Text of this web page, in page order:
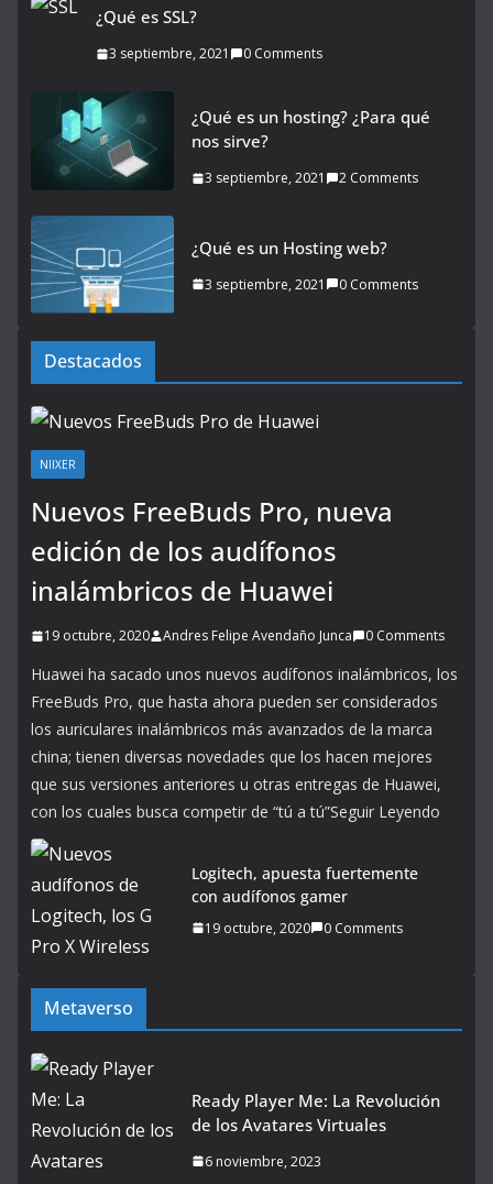
¿Qué es SSL?
3 septiembre, 2021 0 Comments
¿Qué es un hosting? ¿Para qué
nos sirve?
3 septiembre, 2021 2 Comments
¿Qué es un Hosting web?
3 septiembre, 2021 0 Comments
Destacados
NIIXER
Nuevos FreeBuds Pro, nueva
edición de los audífonos
inalámbricos de Huawei
19 octubre, 2020 Andres Felipe Avendaño Junca 0 Comments
Huawei ha sacado unos nuevos audífonos inalámbricos, los
FreeBuds Pro, que hasta ahora pueden ser considerados
los auriculares inalámbricos más avanzados de la marca
china; tienen diversas novedades que los hacen mejores
que sus versiones anteriores u otras entregas de Huawei,
con los cuales busca competir de “tú a tú”Seguir Leyendo
Logitech, apuesta fuertemente
con audífonos gamer
19 octubre, 2020 0 Comments
Metaverso
Ready Player Me: La Revolución
de los Avatares Virtuales
6 noviembre, 2023